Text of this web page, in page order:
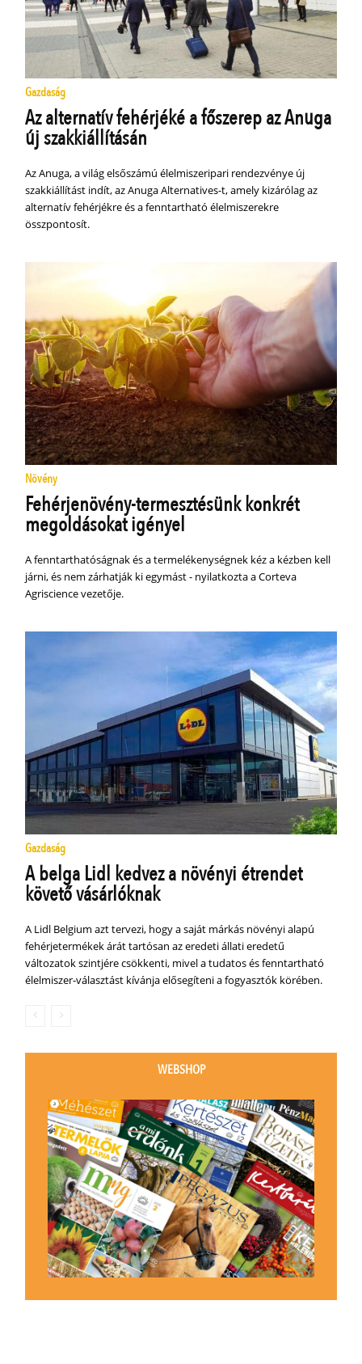
Gazdaság
Az alternatív fehérjéké a főszerep az Anuga
új szakkiállításán
Az Anuga, a világ elsőszámú élelmiszeripari rendezvénye új
szakkiállítást indít, az Anuga Alternatives-t, amely kizárólag az
alternatív fehérjékre és a fenntartható élelmiszerekre
összpontosít.
Növény
Fehérjenövény-termesztésünk konkrét
megoldásokat igényel
A fenntarthatóságnak és a termelékenységnek kéz a kézben kell
járni, és nem zárhatják ki egymást - nyilatkozta a Corteva
Agriscience vezetője.
Gazdaság
A belga Lidl kedvez a növényi étrendet
követő vásárlóknak
A Lidl Belgium azt tervezi, hogy a saját márkás növényi alapú
fehérjetermékek árát tartósan az eredeti állati eredetű
változatok szintjére csökkenti, mivel a tudatos és fenntartható
élelmiszer-választást kívánja elősegíteni a fogyasztók körében.
WEBSHOP